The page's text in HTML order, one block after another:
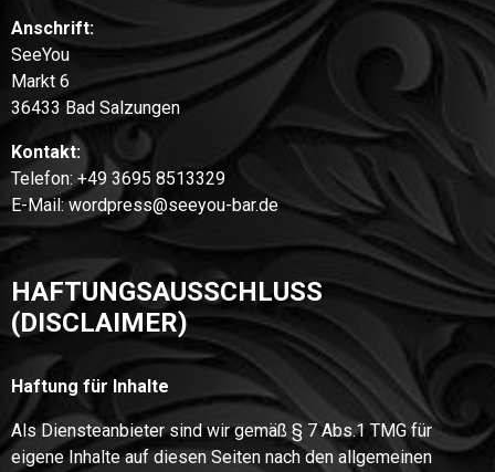
Anschrift:
SeeYou
Markt 6
36433 Bad Salzungen
Kontakt:
Telefon: +49 3695 8513329
E-Mail: wordpress@seeyou-bar.de
HAFTUNGSAUSSCHLUSS
(DISCLAIMER)
Haftung für Inhalte
Als Diensteanbieter sind wir gemäß § 7 Abs.1 TMG für
eigene Inhalte auf diesen Seiten nach den allgemeinen